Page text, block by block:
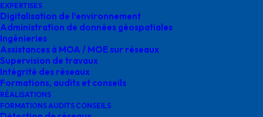
EXPERTISES
Digitalisation de l’environnement
Administration de données géospatiales
Ingénieries
Assistances à MOA / MOE sur réseaux
Supervision de travaux
Intégrité des réseaux
Formations, audits et conseils
RÉALISATIONS
FORMATIONS AUDITS CONSEILS
TRAVERSÉES
HUMIDES